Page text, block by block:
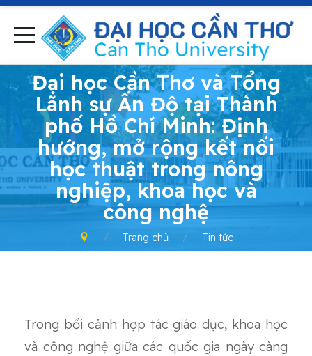
-
Đại học Cần Thơ và Tổng
Lãnh sự Ấn Độ tại Thành
phố Hồ Chí Minh: Định
hướng, mở rộng kết nối
học thuật trong nông
nghiệp, khoa học và
công nghệ
Trang chủ Tin tức
Trong bối cảnh hợp tác giáo dục, khoa học
và công nghệ giữa các quốc gia ngày càng